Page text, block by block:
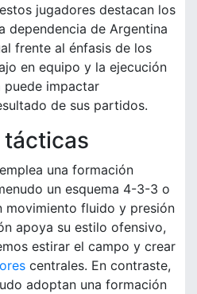
estos jugadores destacan los
dependencia de Argentina
frente al énfasis de los
en equipo y la ejecución
impactar
de sus partidos.
tácticas
una formación
un esquema 4-3-3 o
movimiento fluido y presión
apoya su estilo ofensivo,
estirar el campo y crear
centrales. En contraste,
adoptan una formación